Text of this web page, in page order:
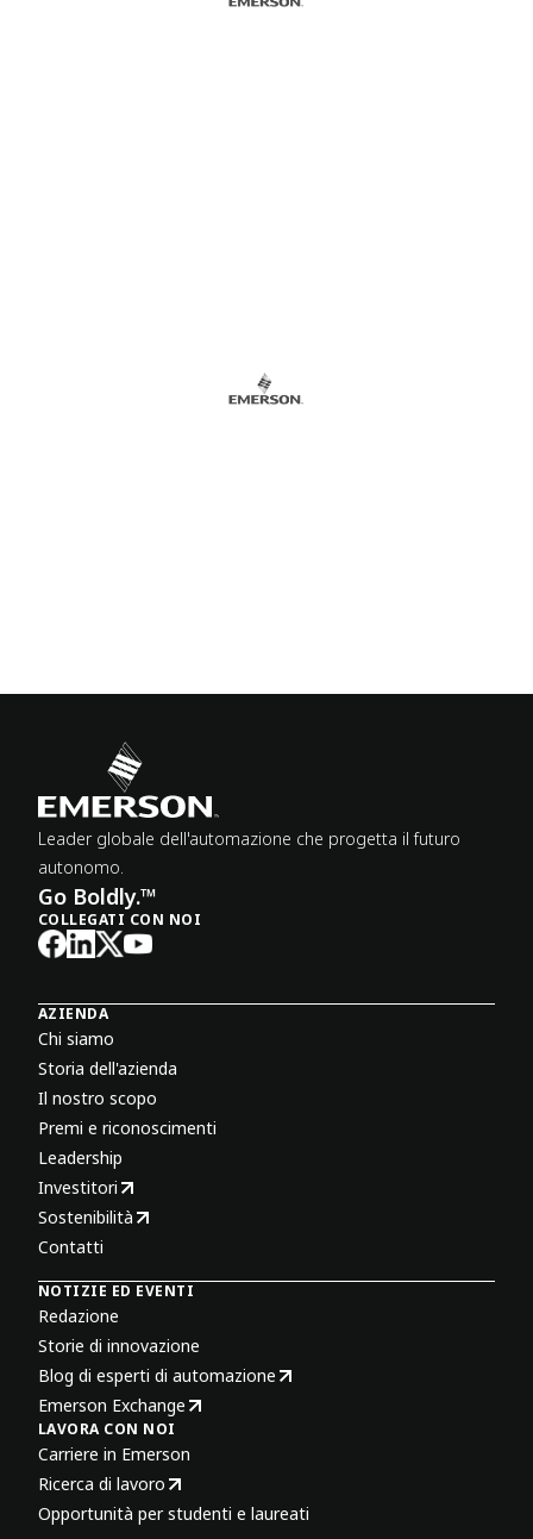
Leader globale dell'automazione che progetta il futuro
autonomo.
Go Boldly.™
COLLEGATI CON NOI
AZIENDA
Chi siamo
Storia dell'azienda
Il nostro scopo
Premi e riconoscimenti
Leadership
Investitori
Sostenibilità
Contatti
NOTIZIE ED EVENTI
Redazione
Storie di innovazione
Blog di esperti di automazione
Emerson Exchange
LAVORA CON NOI
Carriere in Emerson
Ricerca di lavoro
Opportunità per studenti e laureati